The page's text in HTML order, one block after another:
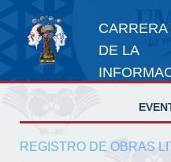
DE LA
REGISTRO DE OBRAS